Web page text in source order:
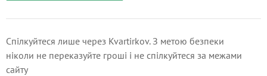
Спілкуйтеся лише через Kvartirkov. З метою безпеки
ніколи не переказуйте гроші і не спілкуйтеся за межами
сайту